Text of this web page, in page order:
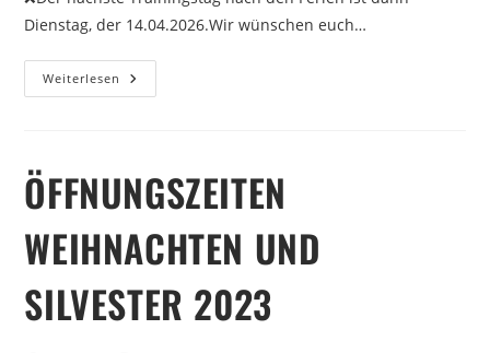
Dienstag, der 14.04.2026.Wir wünschen euch…
Weiterlesen
ÖFFNUNGSZEITEN
WEIHNACHTEN UND
SILVESTER 2023